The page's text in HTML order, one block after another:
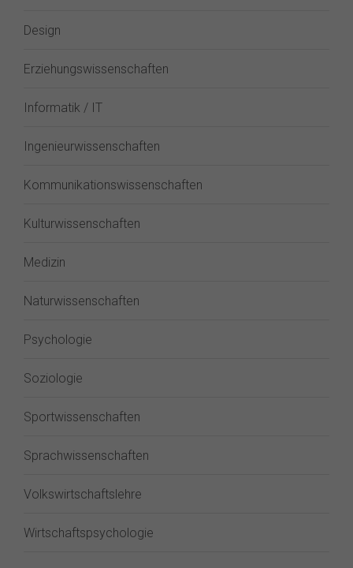
Design
Erziehungswissenschaften
Informatik / IT
Ingenieurwissenschaften
Kommunikationswissenschaften
Kulturwissenschaften
Medizin
Naturwissenschaften
Psychologie
Soziologie
Sportwissenschaften
Sprachwissenschaften
Volkswirtschaftslehre
Wirtschaftspsychologie